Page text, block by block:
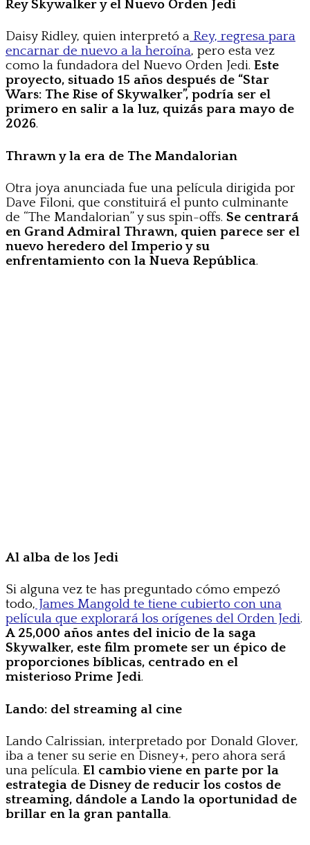
Rey Skywalker y el Nuevo Orden Jedi
Daisy Ridley, quien interpretó a Rey, regresa para
encarnar de nuevo a la heroína, pero esta vez
como la fundadora del Nuevo Orden Jedi. Este
proyecto, situado 15 años después de “Star
Wars: The Rise of Skywalker”, podría ser el
primero en salir a la luz, quizás para mayo de
2026.
Thrawn y la era de The Mandalorian
Otra joya anunciada fue una película dirigida por
Dave Filoni, que constituirá el punto culminante
de “The Mandalorian” y sus spin-offs. Se centrará
en Grand Admiral Thrawn, quien parece ser el
nuevo heredero del Imperio y su
enfrentamiento con la Nueva República.
Al alba de los Jedi
Si alguna vez te has preguntado cómo empezó
todo, James Mangold te tiene cubierto con una
película que explorará los orígenes del Orden Jedi.
A 25,000 años antes del inicio de la saga
Skywalker, este film promete ser un épico de
proporciones bíblicas, centrado en el
misterioso Prime Jedi.
Lando: del streaming al cine
Lando Calrissian, interpretado por Donald Glover,
iba a tener su serie en Disney+, pero ahora será
una película. El cambio viene en parte por la
estrategia de Disney de reducir los costos de
streaming, dándole a Lando la oportunidad de
brillar en la gran pantalla.